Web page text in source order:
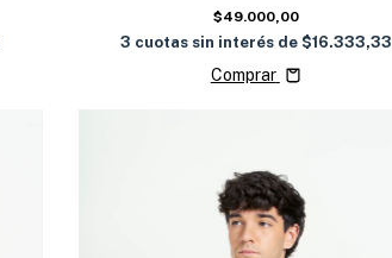
$49.000,00
3 cuotas sin interés de $16.333,33
Comprar